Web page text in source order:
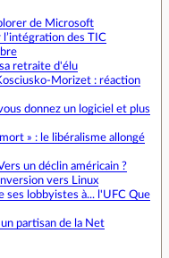
de Microsoft
des TIC
retraite d'élu
Morizet : réaction
donnez un logiciel et plus
» : le libéralisme allongé
un déclin américain ?
vers Linux
ses lobbyistes à... l'UFC Que
partisan de la Net